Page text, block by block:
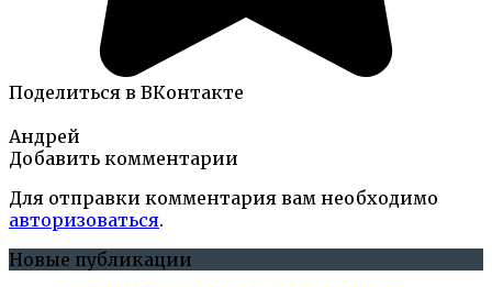
Поделиться в ВКонтакте
Андрей
Добавить комментарии
Для отправки комментария вам необходимо
авторизоваться.
Новые публикации